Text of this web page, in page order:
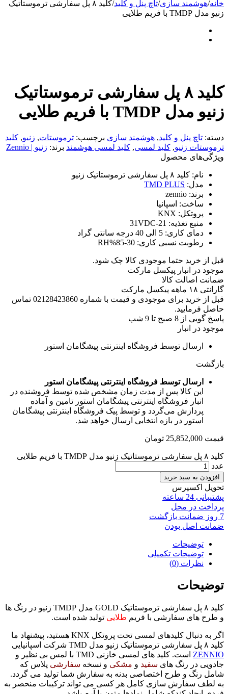
خانه/هوشمند سازی/تاچ پنل و کلید/
کلید ۸ پل سفارشی ترموستاتیک
زنیو مدل TMDP با فریم طلایی
کلید ۸ پل سفارشی ترموستاتیک
زنیو مدل TMDP با فریم طلایی
دسته: تاچ پنل و کلید, هوشمند سازی برچسب: ترموستات, زنیو, کلید
ترموستات زنیو, کلید لمسی, کلید لمسی هوشمند برند: زنیو | Zennio
ویژگی‌های محصول
نام: کلید ۸ پل سفارشی ترموستاتیک زنیو
مدل: TMD PLUS
برند: zennio
ساخت: اسپانیا
پروتکل: KNX
منبع تغذیه: 21-31VDC
دمای کاری: 5 الی 40 درجه سانتی گراد
رطوبت نسبی کاری: 30-85%RH
قبل از خرید حتما موجودی کالا چک شود.
موجود در انبار پیکسل مارکت
ضمانت اصالت کالا
گارانتی ۱۸ ماهه پیکسل مارکت
قبل از خرید برای موجودی و قیمت با شماره 02128423860 تماس
حاصل فرمایید.
پاسخ گویی از 8 صبح تا 9 شب
موجود در انبار
ارسال توسط فروشگاه اینترنتی پیشگامان استور
بازگشت
ارسال توسط فروشگاه اینترنتی پیشگامان استور
این کالا پس از مدت زمان مشخص شده توسط فروشنده در
انبار فروشگاه اینترنتی پیشگامان استور تامین و آماده
پردازش می‌گردد و توسط پیک فروشگاه اینترنتی پیشگامان
استور در بازه انتخابی ارسال خواهد شد.
قیمت 25,852,000 تومان
کلید ۸ پل سفارشی ترموستاتیک زنیو مدل TMDP با فریم طلایی
عدد
افزودن به سبد خرید
تحویل اکسپرس
پشتیبانی 24 ساعته
پرداخت در محل
7 روز ضمانت بازگشت
ضمانت اصل بودن
توضیحات
توضیحات تکمیلی
نظرات (0)
توضیحات
کلید ۸ پل سفارشی ترموستاتیک GOLD مدل TMDP زنیو در رنگ ها
و طرح های سفارشی با فریم طلایی تولید شده است.
اگر به دنبال کلیدهای لمسی تحت پروتکل KNX هستید، پیشنهاد ما
کلید ۸ پل سفارشی ترموستاتیک زنیو مدل TMD شرکت اسپانیایی
ZENNIO
است. کلید های لمسی خازنی TMD با لمس بی نظیر و
جادویی در رنگ های سفید و مشکی و نسخه سفارشی پلاس که
شامل رنگ و طرح اختصاصی بدنه به سفارش شما تولید می گردد.
به لطف سفارش سازی کامل هر کسی می تواند ترکیبات منحصر به